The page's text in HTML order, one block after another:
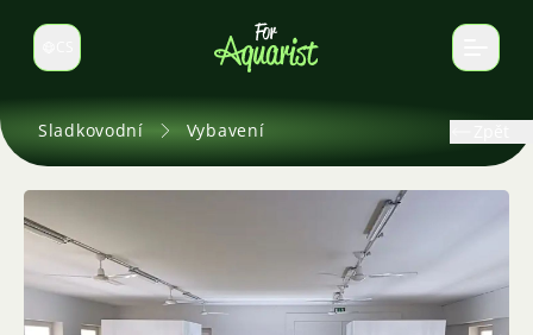
Select language
Sladkovodní Vybavení